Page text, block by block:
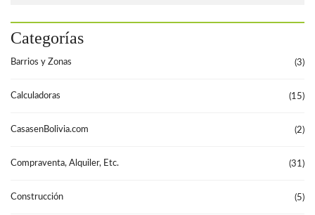
Categorías
Barrios y Zonas (3)
Calculadoras (15)
CasasenBolivia.com (2)
Compraventa, Alquiler, Etc. (31)
Construcción (5)